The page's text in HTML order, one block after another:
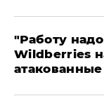
"Работу
Wildberries